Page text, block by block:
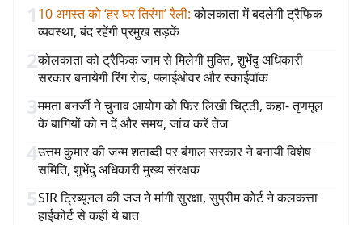
1 10 अगस्त को ‘हर घर तिरंगा’ रैली: कोलकाता में बदलेगी ट्रैफिक
व्यवस्था, बंद रहेंगी प्रमुख सड़कें
2कोलकाता को ट्रैफिक जाम से मिलेगी मुक्ति, शुभेंदु अधिकारी
सरकार बनायेगी रिंग रोड, फ्लाईओवर और स्काईवॉक
3ममता बनर्जी ने चुनाव आयोग को फिर लिखी चिट्ठी, कहा- तृणमूल
के बागियों को न दें और समय, जांच करें तेज
4उत्तम कुमार की जन्म शताब्दी पर बंगाल सरकार ने बनायी विशेष
समिति, शुभेंदु अधिकारी मुख्य संरक्षक
5SIR ट्रिब्यूनल की जज ने मांगी सुरक्षा, सुप्रीम कोर्ट ने कलकत्ता
हाईकोर्ट से कही ये बात